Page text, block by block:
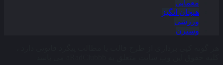
معمایی
هیجان انگیز
ورزشی
وسترن